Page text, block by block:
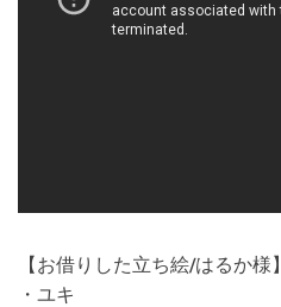
【お借りした立ち絵/はるか様】
・ユキ